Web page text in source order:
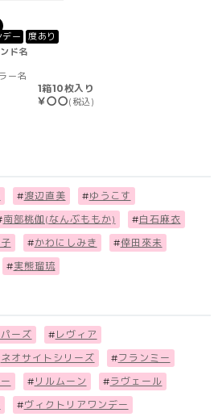
デー
度あり
ド名
ー名
1箱10枚入り
￥〇〇(税込)
#渡辺直美 #ゆうこす
南部桃伽(なんぶももか) #白石麻衣
#かわにしみき #倖田來未
#実熊瑠琉
パーズ # レヴィア
ネオサイトシリーズ #フランミー
# リルムーン #ラヴェール
#ヴィクトリアワンデー